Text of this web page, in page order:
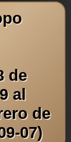
de
al
de
07)